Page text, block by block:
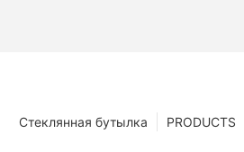
PRODUCTS
Стеклянная бутылка